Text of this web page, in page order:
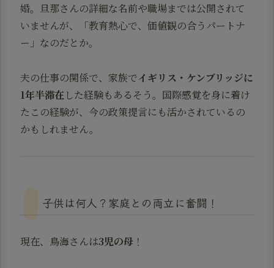
婚。旦那さんの詳細な名前や職場までは公開されて
いませんが、「教育熱心で、価値観の合うパートナ
ー」なのだとか。
夫の仕事の関係で、家族でイギリス・ケンブリッジに
1年半滞在 した経験もあるそう。国際感覚を身に着け
たこの経験が、今の政策提言にも活かされているの
かもしれません。
子供は何人？家庭との両立に奮闘！
現在、鳥海さんは3児の母 ！